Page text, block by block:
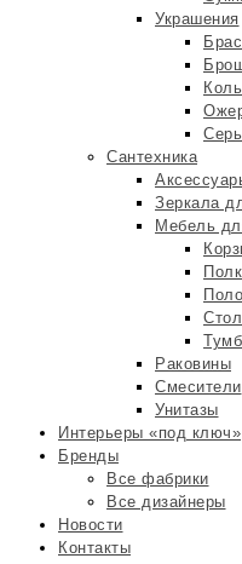
Украшения
Сантехника
Зеркала
Мебель
Раковины
Смесители
Унитазы
Интерьеры «под ключ»
Бренды
Все фабрики
Все дизайнеры
Новости
Контакты